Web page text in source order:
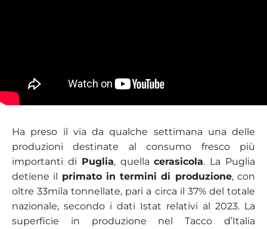
Ha preso il via da qualche settimana una delle
produzioni destinate al consumo fresco più
importanti di Puglia, quellacerasicola. La Puglia
detiene il primato in termini di produzione, con
oltre 33mila tonnellate, pari a circa il 37% del totale
nazionale, secondo i dati Istat relativi al 2023. La
superficie in produzione nel Tacco d’Italia